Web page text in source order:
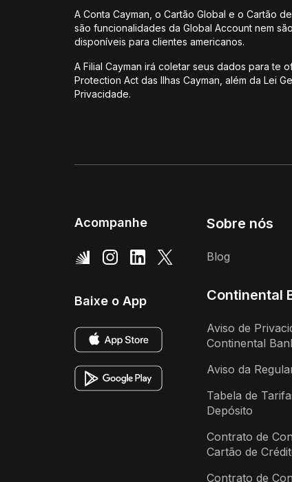
A Conta Cayman, o Cartão Global e o Cartão
são funcionalidades da Global Account nem
disponíveis para clientes americanos.
A Filial Cayman irá coletar seus dados para te
Protection Act das Ilhas Cayman, além da Lei
Privacidade.
Acompanhe
Baixe o App
Sobre nós
Blog
Continental
Aviso de
Continental
Aviso da
Tabela de
Depósito
Contrato de
Cartão de
Contrato de